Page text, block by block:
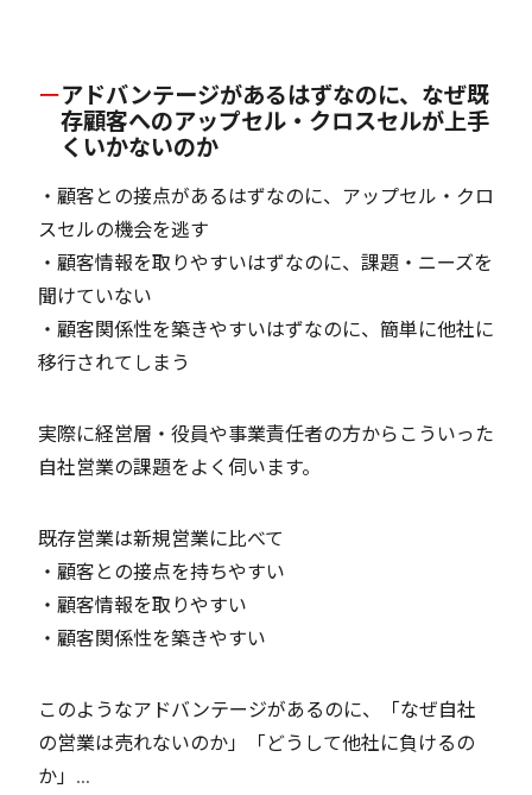
アドバンテージがあるはずなのに、なぜ既
存顧客へのアップセル・クロスセルが上手
くいかないのか
・顧客との接点があるはずなのに、アップセル・クロ
スセルの機会を逃す
・顧客情報を取りやすいはずなのに、課題・ニーズを
聞けていない
・顧客関係性を築きやすいはずなのに、簡単に他社に
移行されてしまう
実際に経営層・役員や事業責任者の方からこういった
自社営業の課題をよく伺います。
既存営業は新規営業に比べて
・顧客との接点を持ちやすい
・顧客情報を取りやすい
・顧客関係性を築きやすい
このようなアドバンテージがあるのに、「なぜ自社
の営業は売れないのか」「どうして他社に負けるの
か」…